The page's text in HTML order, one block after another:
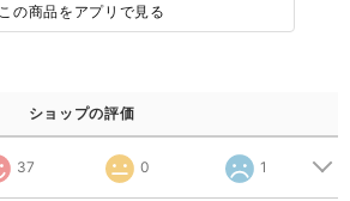
この商品をアプリで見る
ショップの評価
37 0 1